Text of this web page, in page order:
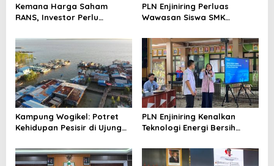
Kemana Harga Saham
RANS, Investor Perlu
Menghindari Spekulasi
Berlebihan
PLN Enjiniring Perluas
Wawasan Siswa SMK
Perubahan Iklim
Kampung Wogikel: Potret
Kehidupan Pesisir di Ujung
Bertahan di Tengah
Keterbatasan
PLN Enjiniring Kenalkan
Teknologi Energi Bersih